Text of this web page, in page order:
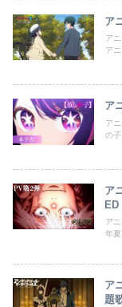
ア
ア
ア
ア
ア
の
ア
ED
ア
年
ア
題